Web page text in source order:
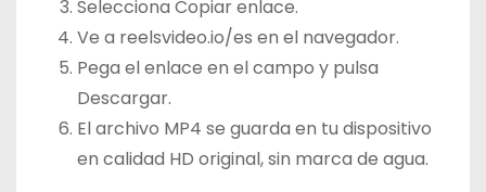
Selecciona Copiar enlace.
Ve a reelsvideo.io/es en el navegador.
Pega el enlace en el campo y pulsa
Descargar.
El archivo MP4 se guarda en tu dispositivo
en calidad HD original, sin marca de agua.